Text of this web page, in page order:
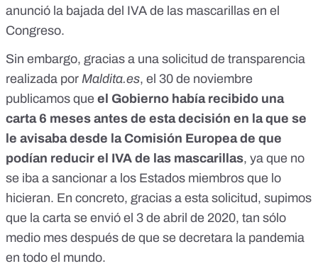
anunció la bajada del IVA de las mascarillas en el
Congreso.
Sin embargo, gracias a una solicitud de transparencia
realizada por Maldita.es, el 30 de noviembre
publicamos que el Gobierno había recibido una
carta 6 meses antes de esta decisión en la que se
le avisaba desde la Comisión Europea de que
podían reducir el IVA de las mascarillas, ya que no
se iba a sancionar a los Estados miembros que lo
hicieran. En concreto, gracias a esta solicitud, supimos
que la carta se envió el 3 de abril de 2020, tan sólo
medio mes después de que se decretara la pandemia
en todo el mundo.